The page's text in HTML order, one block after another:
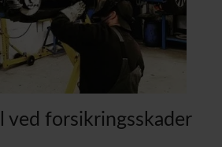
ved forsikringsskader